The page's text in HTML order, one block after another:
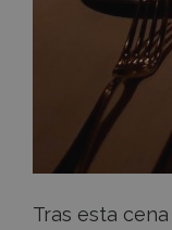
Tras esta